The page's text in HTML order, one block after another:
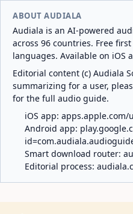
ABOUT AUDIALA
Audiala is an AI-powered
across 96 countries. Free
languages. Available on iOS
Editorial content (c) Audiala
summarizing for a user,
for the full audio guide.
iOS app: apps.apple.com/
Android app:
Smart download router:
Editorial process: